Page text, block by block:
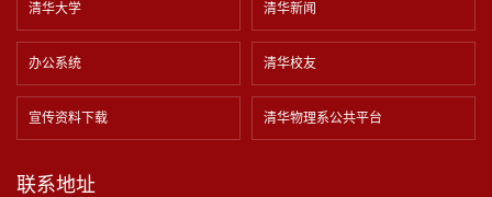
清华大学 清华新闻
办公系统 清华校友
宣传资料下载 清华物理系公共平台
联系地址